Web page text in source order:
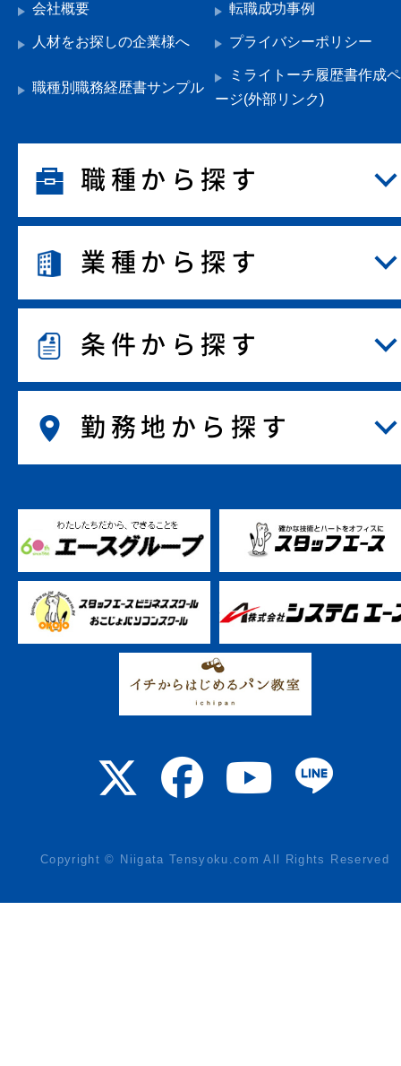
会社概要 転職成功事例
人材をお探しの企業様へ プライバシーポリシー
職種別職務経歴書サンプル
ミライトーチ履歴書作成ペ
ージ(外部リンク)
職種から探す
業種から探す
条件から探す
勤務地から探す
Copyright © Niigata Tensyoku.com All Rights Reserved